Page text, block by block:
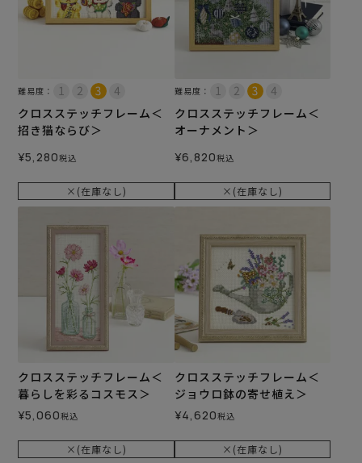
難易度：
クロスステッチフレーム＜
招き猫ならび＞
¥5,280税込
×(在庫なし)
難易度：
クロスステッチフレーム＜
オーナメント＞
¥6,820税込
×(在庫なし)
クロスステッチフレーム＜
暮らしを彩るコスモス＞
¥5,060税込
×(在庫なし)
クロスステッチフレーム＜
ジョウロ鉢の寄せ植え＞
¥4,620税込
×(在庫なし)